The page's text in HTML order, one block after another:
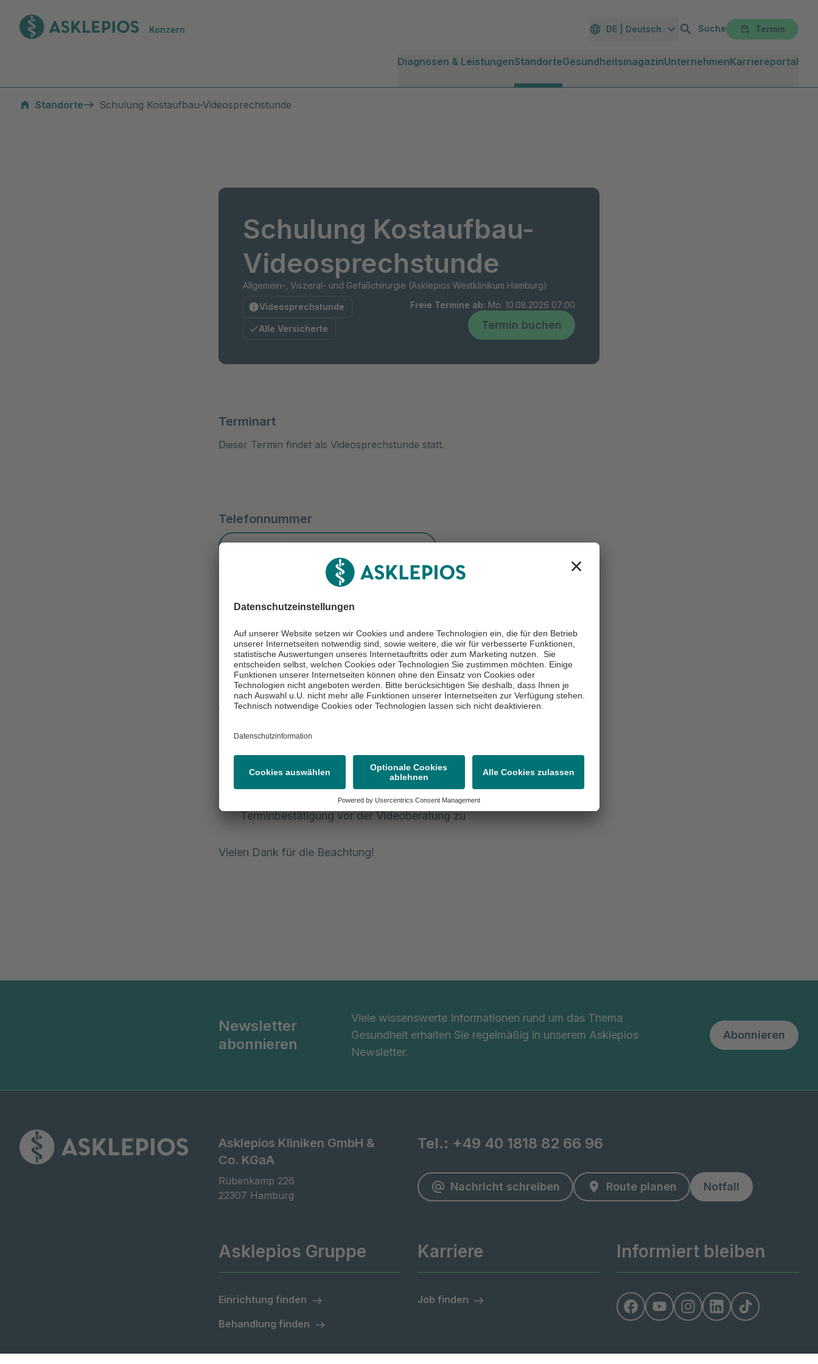
Konzern DE | Deutsch Suche Termin
Diagnosen & LeistungenStandorteGesundheitsmagazinUnternehmenKarriereportal
Standorte Schulung Kostaufbau-Videosprechstunde
Schulung Kostaufbau-
Videosprechstunde
Allgemein-, Viszeral- und Gefäßchirurgie (Asklepios Westklinikum Hamburg)
Videosprechstunde
Alle Versicherte
Freie Termine ab: Mo. 10.08.2026 07:00
Termin buchen
Terminart
Dieser Termin findet als Videosprechstunde statt.
Telefonnummer
Adipositaszentrum 04081912101
Telefonische Erreichbarkeit
Montag - Freitag 8-16
Beschreibung
Sehr geehrte Patientinnen und Patienten,
Eine chirurgische Adipositas Therapie ist ab einem Body-Mass-Index
vonBMI 35angezeigt
Bitte senden Sie uns die ausgefüllten Fragebögen aus der
Terminbestätigung vor der Videoberatung zu
Vielen Dank für die Beachtung!
Newsletter
abonnieren
Viele wissenswerte Informationen rund um das Thema
Gesundheit erhalten Sie regelmäßig in unserem Asklepios
Newsletter.
Abonnieren
Asklepios Kliniken GmbH &
Co. KGaA
Rübenkamp 226
22307 Hamburg
Tel.: +49 40 1818 82 66 96
Nachricht schreiben Route planen Notfall
Asklepios Gruppe
Einrichtung finden
Behandlung finden
Karriere
Job finden
Informiert bleiben